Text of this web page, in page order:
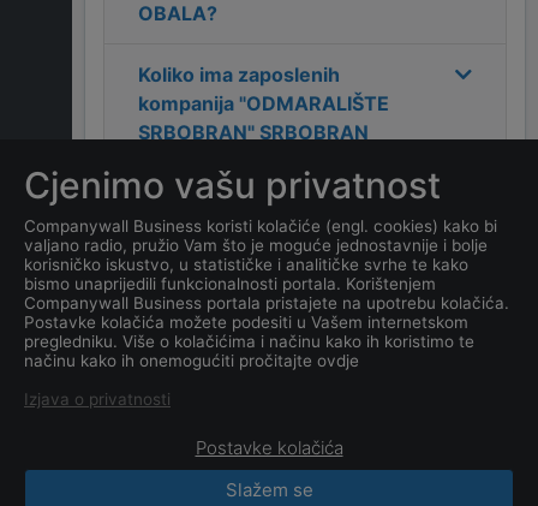
OBALA?
Koliko ima zaposlenih
kompanija "ODMARALIŠTE
SRBOBRAN" SRBOBRAN
PLAVA OBALA?
Koji je datum osnivanja
tvrtke"ODMARALIŠTE
SRBOBRAN" SRBOBRAN
DOO- POSLOVNA JEDINICA
PLAVA OBALA?
CompanyWall Business © 2026
Cjenimo vašu privatnost
Companywall Business koristi kolačiće (engl. cookies) kako bi
valjano radio, pružio Vam što je moguće jednostavnije i bolje
korisničko iskustvo, u statističke i analitičke svrhe te kako
bismo unaprijedili funkcionalnosti portala. Korištenjem
Companywall Business portala pristajete na upotrebu kolačića.
Postavke kolačića možete podesiti u Vašem internetskom
pregledniku. Više o kolačićima i načinu kako ih koristimo te
načinu kako ih onemogućiti pročitajte ovdje
Izjava o privatnosti
Postavke kolačića
Slažem se